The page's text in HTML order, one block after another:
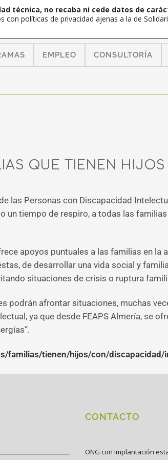
EMPLEO CONSULTORÍA
QUE TIENEN
las Personas con Discapacidad
un tiempo de respiro, a todas las
apoyos puntuales a las familias en
de desarrollar una vida social y
situaciones de crisis o ruptura
podrán afrontar situaciones, muchas
ya que desde FEAPS Almería, se
familias/tienen/hijos/con/discapacidad/
CONTACTO
ONG con Implantación
técnica, no recaba ni cede datos de
políticas de privacidad ajenas a la de